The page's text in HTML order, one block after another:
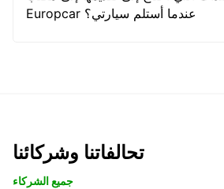
Europcar عندما أستلم سيارتي؟
تحالفاتنا وشركائنا
جميع الشركاء